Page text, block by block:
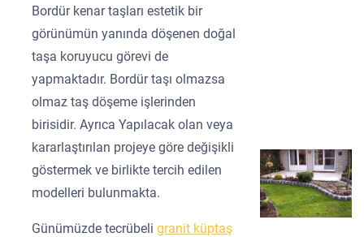
Bordür kenar taşları estetik bir
görünümün yanında döşenen doğal
taşa koruyucu görevi de
yapmaktadır. Bordür taşı olmazsa
olmaz taş döşeme işlerinden
birisidir. Ayrıca Yapılacak olan veya
kararlaştırılan projeye göre değişikli
göstermek ve birlikte tercih edilen
modelleri bulunmakta.
Günümüzde tecrübeligranit küptaş